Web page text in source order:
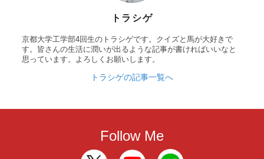
トラシゲ
京都大学工学部4回生のトラシゲです。クイズと馬が大好きで
す。皆さんの生活に潤いが出るような記事が書ければいいなと
思っています。よろしくお願いします。
トラシゲの記事一覧へ
Follow Me